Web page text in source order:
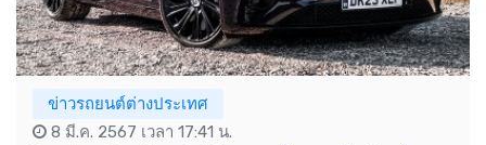
ข่าวรถยนต์ต่างประเทศ
8 มี.ค. 2567 เวลา 17:41 น.